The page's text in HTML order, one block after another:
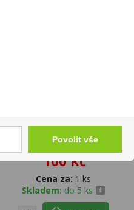
0,75l Vinařství Kolonáda
Valtice
100 Kč
Cena za: 1 ks
Skladem: do 5 ks
Povolit vše